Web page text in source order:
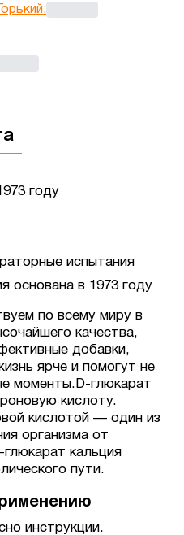
:
году
испытания
основана в 1973 году
по всему миру в
качества,
добавки,
ярче и помогут не
моменты.D-глюкарат
кислоту.
кислотой — один из
организма от
кальция
пути.
инструкции.